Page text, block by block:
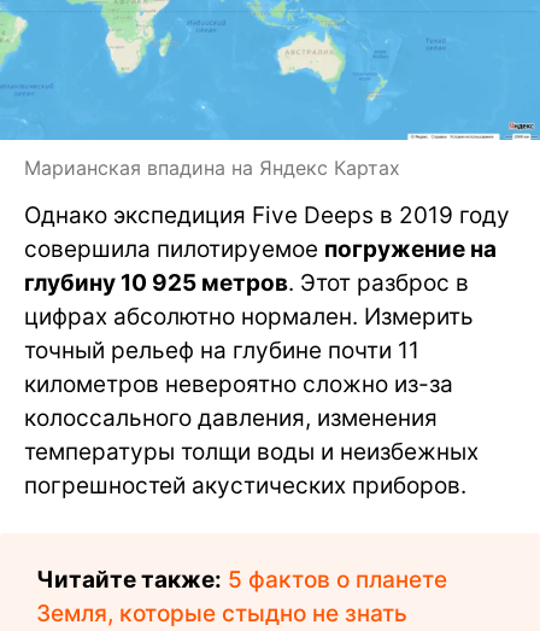
Марианская впадина на Яндекс Картах
Однако экспедиция Five Deeps в 2019 году
совершила пилотируемое погружение на
глубину 10 925 метров. Этот разброс в
цифрах абсолютно нормален. Измерить
точный рельеф на глубине почти 11
километров невероятно сложно из-за
колоссального давления, изменения
температуры толщи воды и неизбежных
погрешностей акустических приборов.
Читайте также: 5 фактов о планете
Земля, которые стыдно не знать